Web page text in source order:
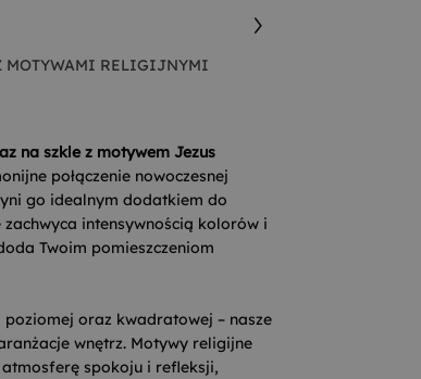
MOTYWAMI RELIGIJNYMI
na szkle z motywem Jezus
połączenie nowoczesnej
go idealnym dodatkiem do
intensywnością kolorów i
Twoim pomieszczeniom
oraz kwadratowej – nasze
wnętrz. Motywy religijne
spokoju i refleksji,